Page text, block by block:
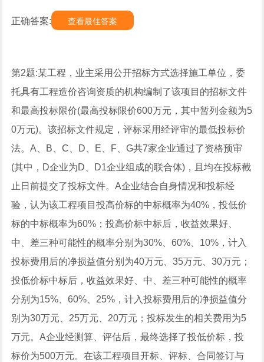
正确答案: 查看最佳答案
第2题:某工程，业主采用公开招标方式选择施工单位，委
托具有工程造价咨询资质的机构编制了该项目的招标文件
和最高投标限价(最高投标限价600万元，其中暂列金额为5
0万元)。该招标文件规定，评标采用经评审的最低投标价
法。A、B、C、D、E、F、G共7家企业通过了资格预审
(其中，D企业为D、D1企业组成的联合体)，且均在投标截
止日前提交了投标文件。A企业结合自身情况和投标经
验，认为该工程项目投高价标的中标概率为40%，投低价
标的中标概率为60%；投高价标中标后，收益效果好、
中、差三种可能性的概率分别为30%、60%、10%，计入
投标费用后的净损益值分别为40万元、35万元、30万元；
投低价标中标后，收益效果好、中、差三种可能性的概率
分别为15%、60%、25%，计入投标费用后的净损益值分
别为30万元、25万元、20万元；投标发生的相关费用为5
万元。A企业经测算、评估后，最终选择了投低价标，投
标价为500万元。在该工程项目开标、评标、合同签订与